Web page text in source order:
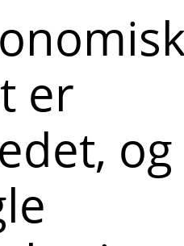
er
og